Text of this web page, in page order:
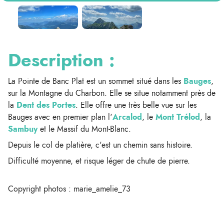
Description :
La Pointe de Banc Plat est un sommet situé dans les Bauges,
sur la Montagne du Charbon. Elle se situe notamment près de
la Dent des Portes. Elle offre une très belle vue sur les
Bauges avec en premier plan l'Arcalod, le Mont Trélod, la
Sambuyet le Massif du Mont-Blanc.
Depuis le col de platière, c'est un chemin sans histoire.
Difficulté moyenne, et risque léger de chute de pierre.
Copyright photos : marie_amelie_73